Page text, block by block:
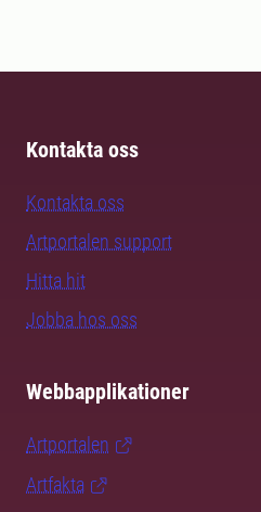
Kontakta oss
Kontakta oss
Artportalen support
Hitta hit
Jobba hos oss
Webbapplikationer
Artportalen
Artfakta